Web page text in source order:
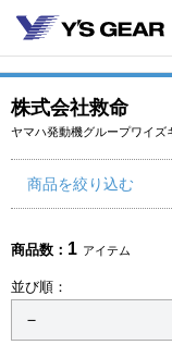
株式会社救命
ヤマハ発動機グループワイズ
商品を絞り込む
商品数： 1 アイテム
並び順：